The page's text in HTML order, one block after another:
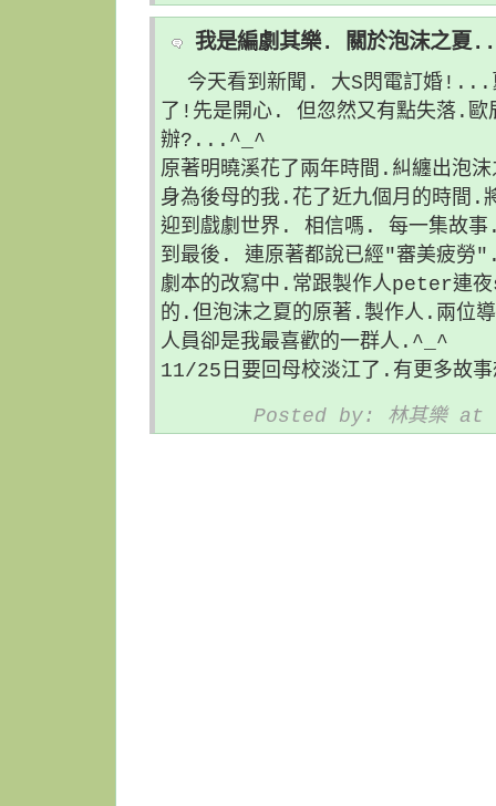
我是編劇其樂. 關於泡沫之夏
今天看到新聞. 大S閃電訂婚!...
了!先是開心. 但忽然又有點失落.歐
辦?...^_^
原著明曉溪花了兩年時間.糾纏出泡
身為後母的我.花了近九個月的時間.
迎到戲劇世界. 相信嗎. 每一集故事
到最後. 連原著都說已經"審美疲
劇本的改寫中.常跟製作人peter連
的.但泡沫之夏的原著.製作人.兩位
人員卻是我最喜歡的一群人.^_^
11/25日要回母校淡江了.有更多故
Posted by: 林其樂